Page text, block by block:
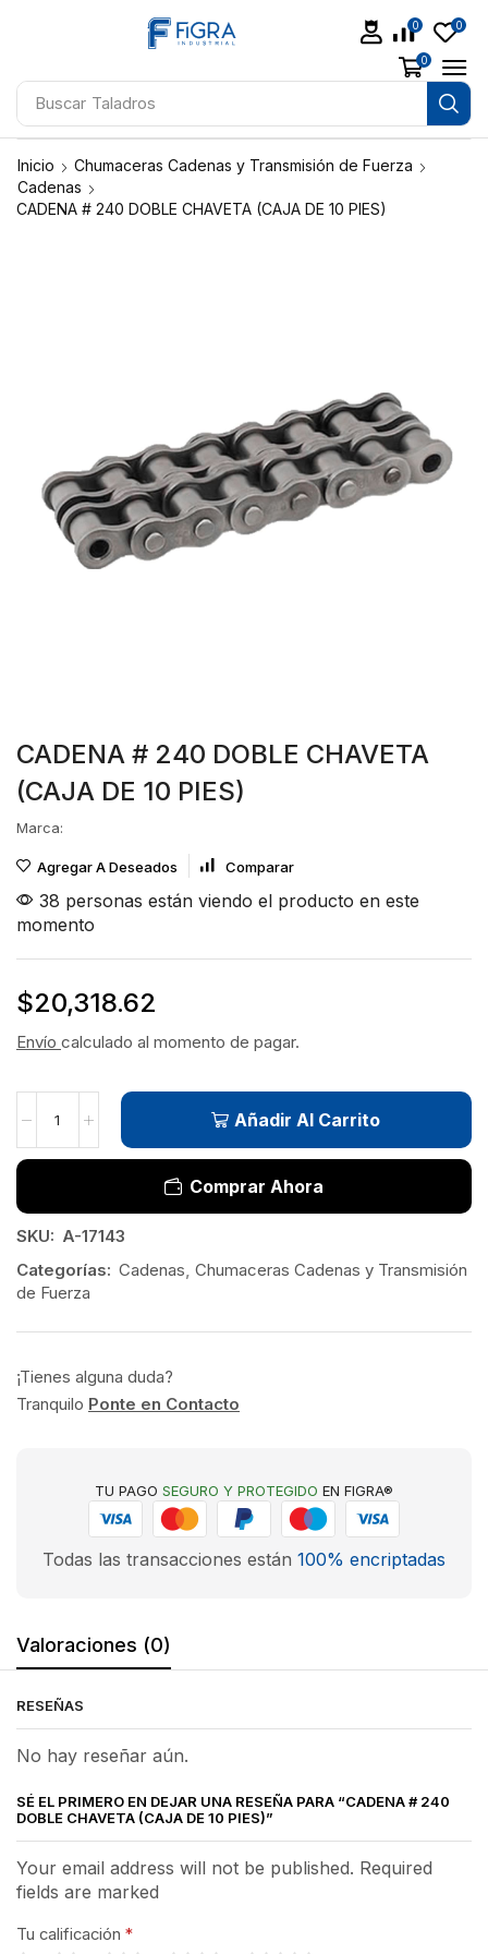
Buscar Taladros
0 0
0
Inicio
Chumaceras Cadenas y Transmisión de Fuerza
Cadenas
CADENA # 240 DOBLE CHAVETA (CAJA DE 10 PIES)
CADENA # 240 DOBLE CHAVETA
(CAJA DE 10 PIES)
Marca:
Agregar A Deseados Comparar
38 personas están viendo el producto en este
momento
$20,318.62
Envío calculado al momento de pagar.
Añadir Al Carrito
Comprar Ahora
SKU: A-17143
Categorías: Cadenas, Chumaceras Cadenas y Transmisión
de Fuerza
¡Tienes alguna duda?
Tranquilo Ponte en Contacto
TU PAGO SEGURO Y PROTEGIDO EN FIGRA®
Todas las transacciones están 100% encriptadas
Valoraciones (0)
RESEÑAS
No hay reseñar aún.
SÉ EL PRIMERO EN DEJAR UNA RESEÑA PARA “CADENA # 240
DOBLE CHAVETA (CAJA DE 10 PIES)”
Your email address will not be published. Required
fields are marked
Tu calificación *